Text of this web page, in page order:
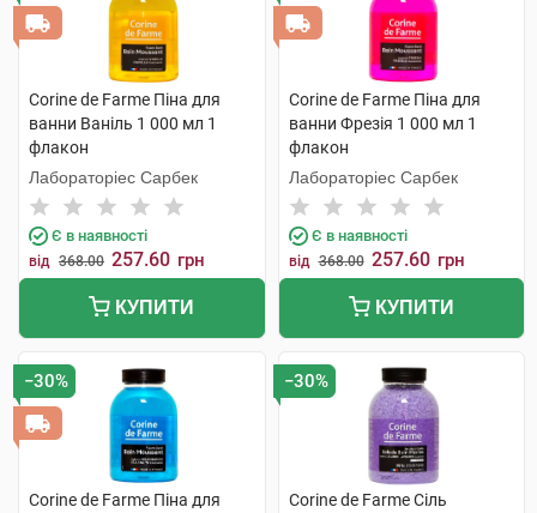
Corine de Farme Піна для
ванни Ваніль 1 000 мл 1
флакон
Лабораторіес Сарбек
Є в наявності
від 368.00 257.60 грн
КУПИТИ
Corine de Farme Піна для
ванни Фрезія 1 000 мл 1
флакон
Лабораторіес Сарбек
Є в наявності
від 368.00 257.60 грн
КУПИТИ
−30%
Corine de Farme Піна для
−30%
Corine de Farme Сіль